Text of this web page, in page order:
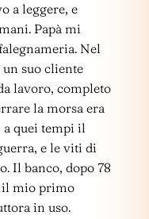
a leggere, e
Papà mi
Nel
un suo cliente
lavoro, completo
la morsa era
a quei tempi il
e le viti di
Il banco, dopo 78
il mio primo
in uso.